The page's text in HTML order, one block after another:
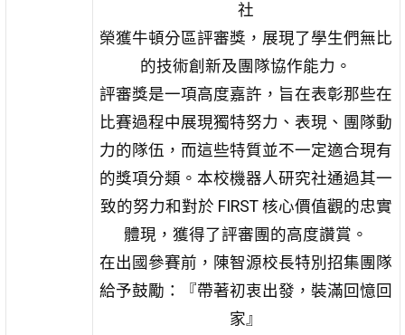
社
榮獲牛頓分區評審獎，展現了學生們無比
的技術創新及團隊協作能力。
評審獎是一項高度嘉許，旨在表彰那些在
比賽過程中展現獨特努力、表現、團隊動
力的隊伍，而這些特質並不一定適合現有
的獎項分類。本校機器人研究社通過其一
致的努力和對於 FIRST 核心價值觀的忠實
體現，獲得了評審團的高度讚賞。
在出國參賽前，陳智源校長特別招集團隊
給予鼓勵：『帶著初衷出發，裝滿回憶回
家』